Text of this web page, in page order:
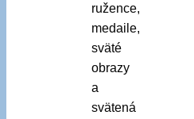
ružence,
medaile,
sväté
obrazy
a
svätená